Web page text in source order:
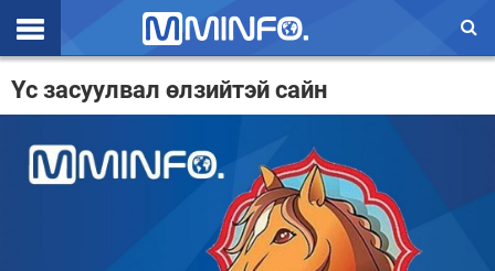
Эхлэл
Валют ханш
Үс засуулвал өлзийтэй сайн